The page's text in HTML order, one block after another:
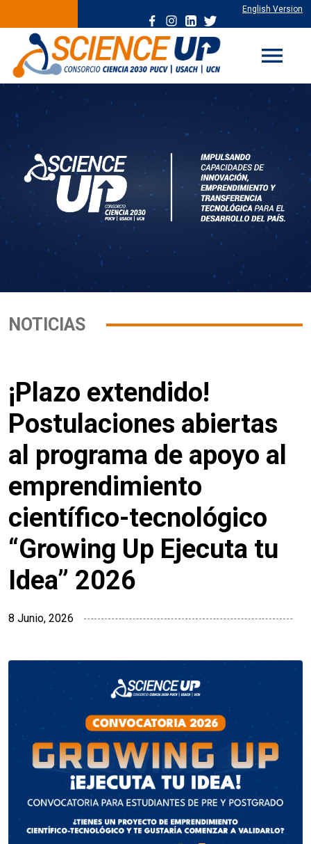
English Version
menu
NOTICIAS
¡Plazo extendido!
Postulaciones abiertas
al programa de apoyo al
emprendimiento
científico-tecnológico
“Growing Up Ejecuta tu
Idea” 2026
8 Junio, 2026